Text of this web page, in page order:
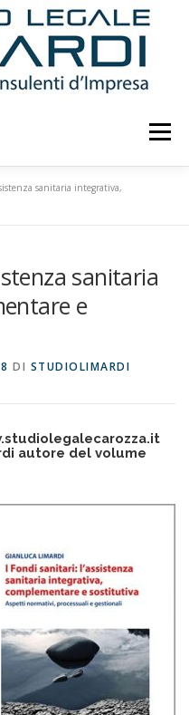
Menu
EVENTI E CONFERENZE
sanitaria integrativa,
sanitaria
e
DI STUDIOLIMARDI
autore del volume